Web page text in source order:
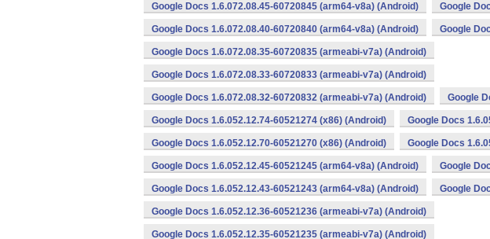
Google Docs 1.6.072.08.45-60720845 (arm64-v8a) (Android) Google
Google Docs 1.6.072.08.40-60720840 (arm64-v8a) (Android) Google
Google Docs 1.6.072.08.35-60720835 (armeabi-v7a) (Android)
Google Docs 1.6.072.08.33-60720833 (armeabi-v7a) (Android)
Google Docs 1.6.072.08.32-60720832 (armeabi-v7a) (Android) Google
Google Docs 1.6.052.12.74-60521274 (x86) (Android) Google Docs
Google Docs 1.6.052.12.70-60521270 (x86) (Android) Google Docs
Google Docs 1.6.052.12.45-60521245 (arm64-v8a) (Android) Google
Google Docs 1.6.052.12.43-60521243 (arm64-v8a) (Android) Google
Google Docs 1.6.052.12.36-60521236 (armeabi-v7a) (Android)
Google Docs 1.6.052.12.35-60521235 (armeabi-v7a) (Android)